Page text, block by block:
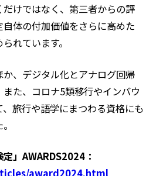
だけではなく、第三者からの評
体の付加価値をさらに高めた
れています。
、デジタル化とアナログ回帰
た、コロナ5類移行やインバウ
旅行や語学にまつわる資格にも
定」AWARDS2024：
award2024.html